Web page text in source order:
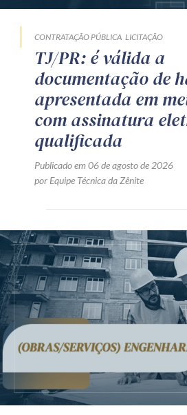
CONTRATAÇÃO PÚBLICA LICITAÇÃO
TJ/PR: é válida a
documentação de
apresentada em
com assinatura
qualificada
Publicado em 06 de agosto de 2026
por Equipe Técnica da Zênite